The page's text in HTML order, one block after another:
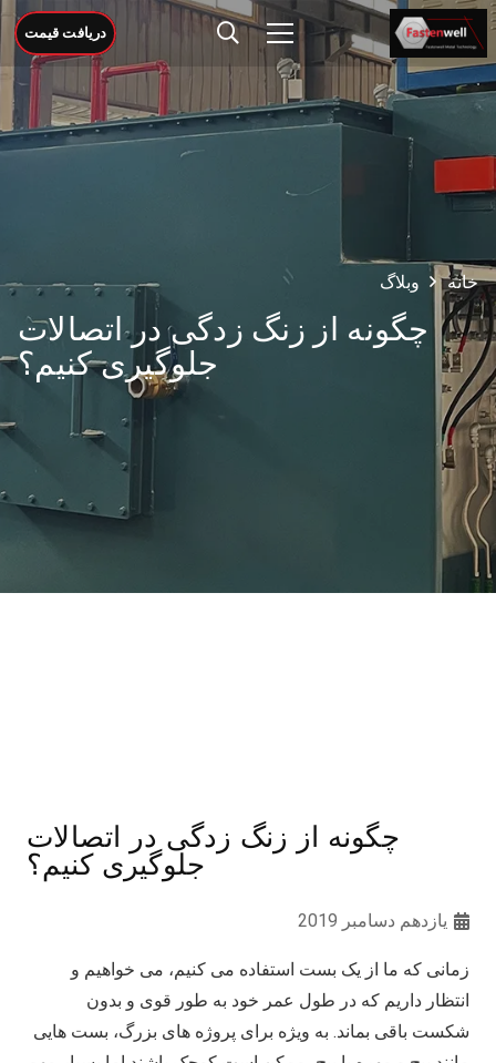
دریافت قیمت
خانه وبلاگ
چگونه از زنگ زدگی در اتصالات
جلوگیری کنیم؟
چگونه از زنگ زدگی در اتصالات
جلوگیری کنیم؟
یازدهم دسامبر 2019
زمانی که ما از یک بست استفاده می کنیم، می خواهیم و
انتظار داریم که در طول عمر خود به طور قوی و بدون
شکست باقی بماند. به ویژه برای پروژه های بزرگ، بست هایی